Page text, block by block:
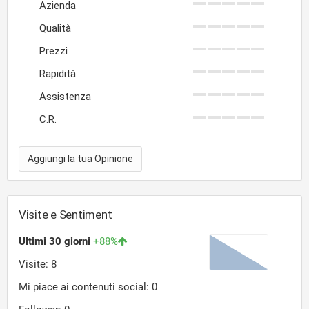
Azienda
Qualità
Prezzi
Rapidità
Assistenza
C.R.
Aggiungi la tua Opinione
Visite e Sentiment